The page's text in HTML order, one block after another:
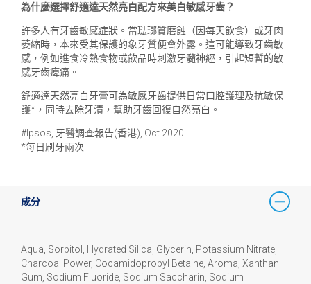
為什麼選擇舒適達天然亮白配方來美白敏感牙齒？
許多人有牙齒敏感症狀。當琺瑯質磨蝕（因每天飲食）或牙肉
萎縮時，本來受其保護的象牙質便會外露。這可能導致牙齒敏
感，例如進食冷熱食物或飲品時刺激牙髓神經，引起短暫的敏
感牙齒痺痛。
舒適達天然亮白牙膏可為敏感牙齒提供日常口腔護理及抗敏保
護*，同時去除牙漬，幫助牙齒回復自然亮白。
#Ipsos, 牙醫調查報告(香港), Oct 2020
*每日刷牙兩次
成分
Aqua, Sorbitol, Hydrated Silica, Glycerin, Potassium Nitrate,
Charcoal Power, Cocamidopropyl Betaine, Aroma, Xanthan
Gum, Sodium Fluoride, Sodium Saccharin, Sodium